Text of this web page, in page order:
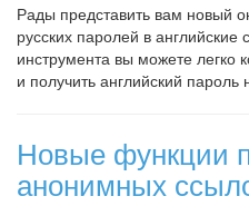
Рады представить вам новый
русских паролей в
инструмента вы можете легко
и получить английский
Новые функции
анонимных